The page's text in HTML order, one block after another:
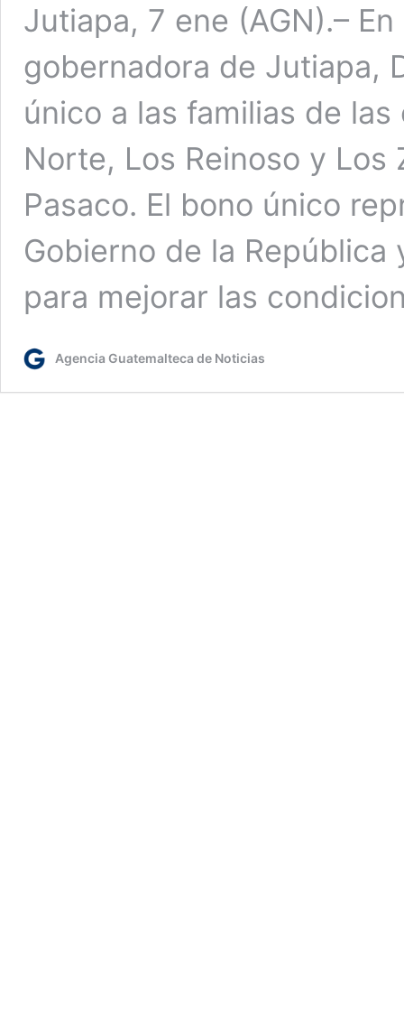
Jutiapa, 7 ene (AGN).–
gobernadora de Jutiapa,
único a las familias de
Norte, Los Reinoso y
Pasaco. El bono único
Gobierno de la
para mejorar las
Agencia Guatemalteca de Noticias